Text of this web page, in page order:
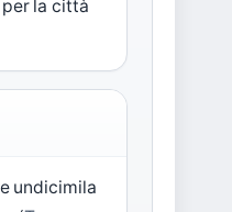
la città
undicimila